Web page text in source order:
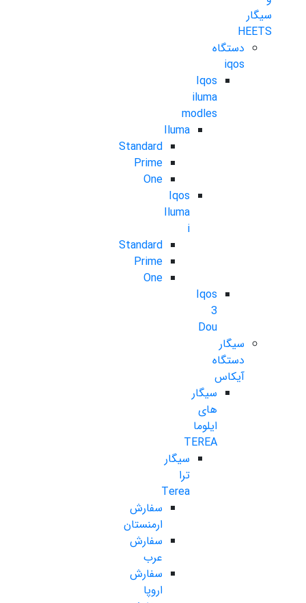
سیگار
HEETS
دستگاه
iqos
Iqos
iluma
modles
Iluma
Standard
Prime
One
Iqos
Iluma
i
Standard
Prime
One
Iqos
3
Dou
سیگار
دستگاه
آیکاس
سیگار
های
ایلوما
TEREA
سیگار
ترا
Terea
سفارش
ارمنستان
سفارش
عرب
سفارش
اروپا